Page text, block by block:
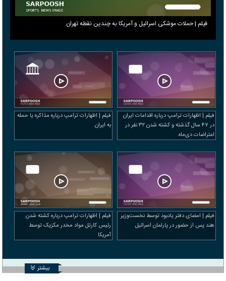
فیلم | حملات موشکی اسرائیل و آمریکا به چندین نقطه تهران
فیلم | اظهارات ترامپ درباره اقدامات ایران
در ۴۷ سال گذشته و کشته شدن ۳۲ نفر در
اعتراضات دی‌ماه
فیلم | اظهارات ترامپ درباره مذاکره یا حمله
به ایران
فیلم | امضای دفتر یادبود توسط نخست‌وزیر
هند پس از حضور در پارلمان اسرائیل
فیلم | اظهارات ترامپ درباره کشته شدن
رئیس کارتل مواد مخدر مکزیک توسط
آمریکا
بیشتر